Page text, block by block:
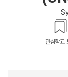
관심학교